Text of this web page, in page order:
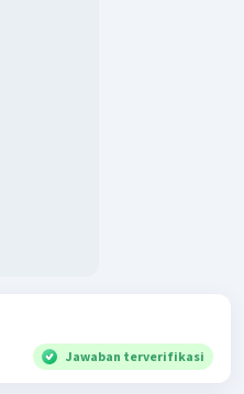
Jawaban terverifikasi